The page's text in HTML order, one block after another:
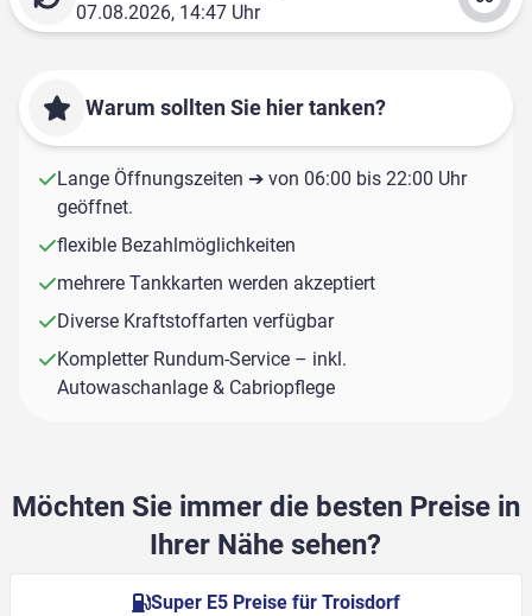
07.08.2026, 14:47 Uhr
Warum sollten Sie hier tanken?
Lange Öffnungszeiten ➔ von 06:00 bis 22:00 Uhr
geöffnet.
flexible Bezahlmöglichkeiten
mehrere Tankkarten werden akzeptiert
Diverse Kraftstoffarten verfügbar
Kompletter Rundum-Service – inkl.
Autowaschanlage & Cabriopflege
Möchten Sie immer die besten Preise in
Ihrer Nähe sehen?
Super E5 Preise für Troisdorf